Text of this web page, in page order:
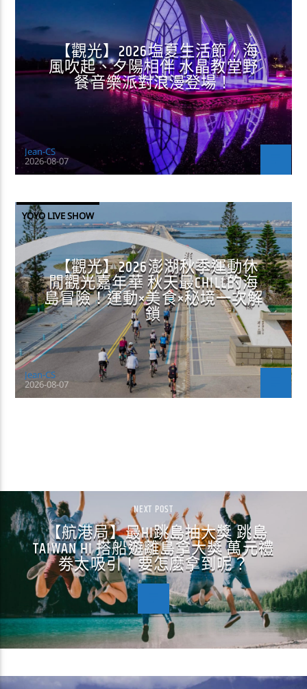
【觀光】2026塩夏生活節！海
風吹起、夕陽相伴 水晶教堂野
餐音樂派對浪漫登場！
Jean-CS
2026-08-07
YOYO LIVE SHOW
【觀光】2026澎湖秋季運動休
閒觀光嘉年華 秋天最CHILL的海
島冒險！運動×美食×秘境一次解
鎖
Jean-CS
2026-08-07
NEXT POST
【航港局】最HI跳島抽大獎 跳島
TAIWAN HI 搭船遊離島拿大獎 萬元禮
劵太吸引！要怎麼拿到呢？